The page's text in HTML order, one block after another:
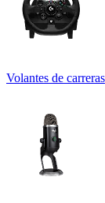
Volantes de carreras